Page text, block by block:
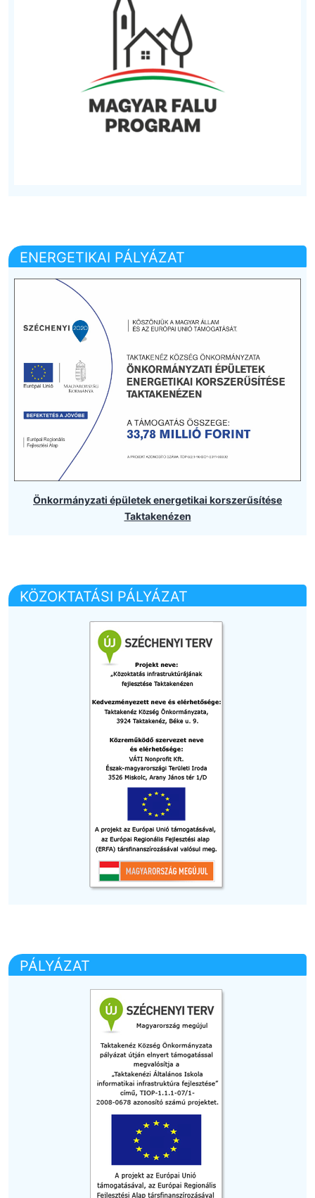
ENERGETIKAI PÁLYÁZAT
Önkormányzati épületek energetikai korszerűsítése
Taktakenézen
KÖZOKTATÁSI PÁLYÁZAT
PÁLYÁZAT